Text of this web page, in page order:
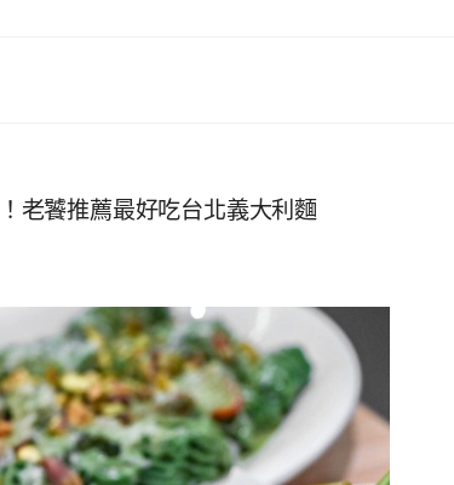
老饕推薦最好吃台北義大利麵